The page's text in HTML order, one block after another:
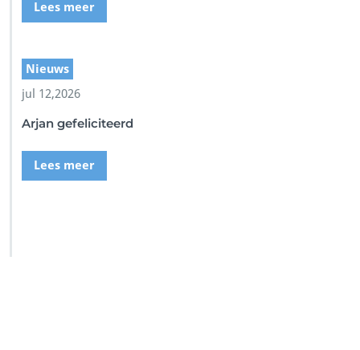
Lees meer
Nieuws
jul 12,2026
Arjan gefeliciteerd
Lees meer